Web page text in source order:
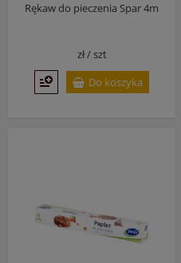
Rękaw do pieczenia Spar 4m
zł /szt
Do koszyka